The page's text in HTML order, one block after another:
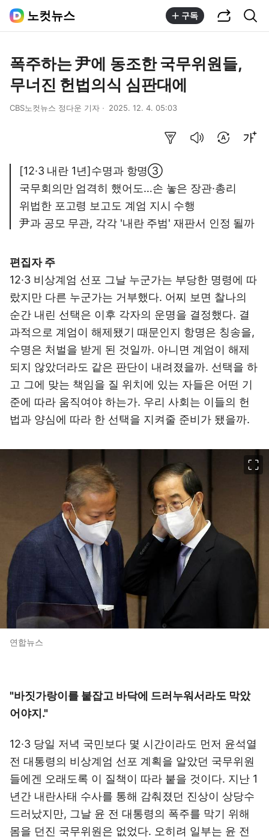
노컷뉴스 구독
폭주하는 尹에 동조한 국무위원들,
무너진 헌법의식 심판대에
CBS노컷뉴스 정다운 기자 2025. 12. 4. 05:03
[12·3 내란 1년]수명과 항명③
국무회의만 엄격히 했어도…손 놓은 장관·총리
위법한 포고령 보고도 계엄 지시 수행
尹과 공모 무관, 각각 '내란 주범' 재판서 인정 될까
편집자 주
12·3 비상계엄 선포 그날 누군가는 부당한 명령에 따
랐지만 다른 누군가는 거부했다. 어찌 보면 찰나의
순간 내린 선택은 이후 각자의 운명을 결정했다. 결
과적으로 계엄이 해제됐기 때문인지 항명은 칭송을,
수명은 처벌을 받게 된 것일까. 아니면 계엄이 해제
되지 않았더라도 같은 판단이 내려졌을까. 선택을 하
고 그에 맞는 책임을 질 위치에 있는 자들은 어떤 기
준에 따라 움직여야 하는가. 우리 사회는 이들의 헌
법과 양심에 따라 한 선택을 지켜줄 준비가 됐을까.
연합뉴스
"바짓가랑이를 붙잡고 바닥에 드러누워서라도 막았
어야지."
12·3 당일 저녁 국민보다 몇 시간이라도 먼저 윤석열
전 대통령의 비상계엄 선포 계획을 알았던 국무위원
들에겐 오래도록 이 질책이 따라 붙을 것이다. 지난 1
년간 내란사태 수사를 통해 감춰졌던 진상이 상당수
드러났지만, 그날 윤 전 대통령의 폭주를 막기 위해
몸을 던진 국무위원은 없었다. 오히려 일부는 윤 전